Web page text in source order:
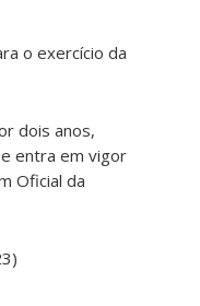
o exercício da
dois anos,
entra em vigor
Oficial da